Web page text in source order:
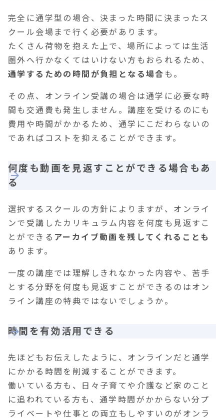
完全に通学型の場合、決まった時間に決まったス
クール会場まで行く必要があります。
たくさん荷物を抱えた上で、場所によっては生活
圏外へ行かなくてはいけない方もおられるため、
通学するための時間が負担となる場合 も。
その点、 オンライン受講の場合は通学に必要な時
間も交通費も発生しません。講座を受けるのにも
費用や時間がかかるため、通学にこだわらないの
であればコストを抑えることができます。
何度も動画を見返すことができる場合もあ
る
選択するスクールの方針によりますが、オンライ
ンで受講したカリキュラム内容を何度も見返すこ
とができる アーカイブ動画を残してくれることも
あります。
一度の講座では理解しきれなかった内容や、苦手
とする分野を何度も見返すことができるのはオン
ライン講座の特典ではないでしょうか。
時間を有効活用できる
先ほどもお伝えしたように、オンラインだと通学
にかかる時間を削減することができます。
働いている方も、日々子育てや介護など家のこと
に追われている方も、通学時間がかからない分プ
ライベートや仕事との両立もしやすいのがオンラ